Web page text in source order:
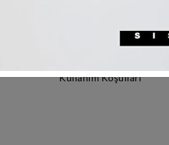
Gizlilik ve Güvenlik
Kullanım Koşulları